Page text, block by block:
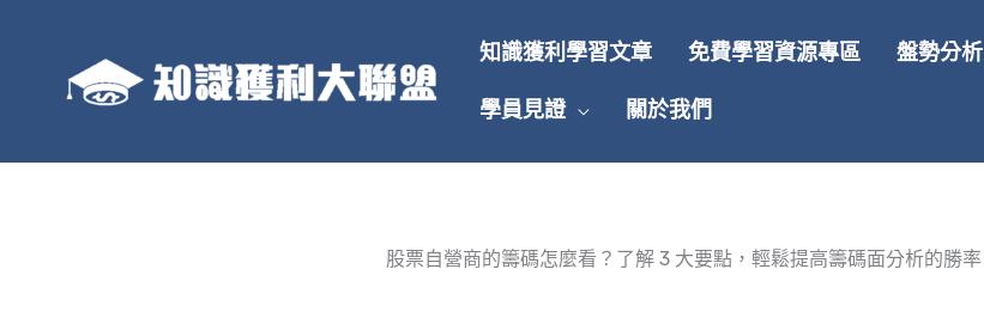
知識獲利學習文章 免費學習資源專區 盤勢分析
學員見證 關於我們
股票自營商的籌碼怎麼看？了解 3 大要點，輕鬆提高籌碼面分析的勝率